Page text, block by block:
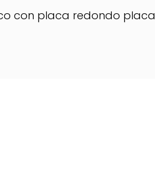
con placa redondo placa